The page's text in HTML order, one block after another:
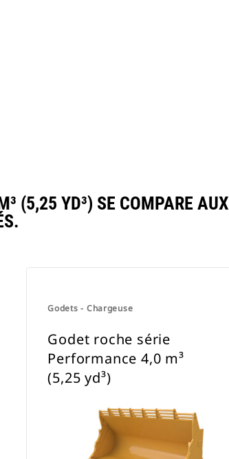
(5,25 YD³) SE COMPARE AUX
Godets - Chargeuse
Godet roche série
Performance 4,0 m³
(5,25 yd³)